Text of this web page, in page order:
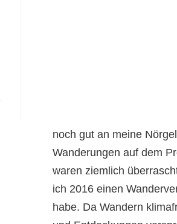
noch gut an meine
Wanderungen auf dem
waren ziemlich
ich 2016 einen
habe. Da Wandern